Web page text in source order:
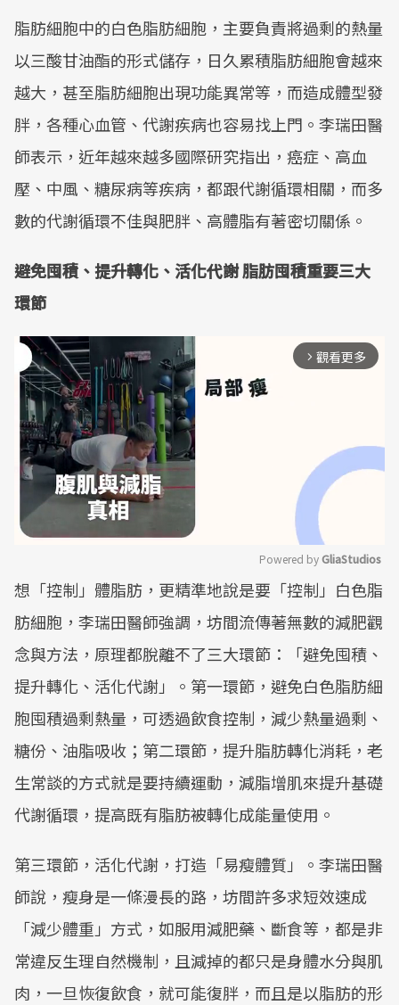
脂肪細胞中的白色脂肪細胞，主要負責將過剩的熱量
以三酸甘油酯的形式儲存，日久累積脂肪細胞會越來
越大，甚至脂肪細胞出現功能異常等，而造成體型發
胖，各種心血管、代謝疾病也容易找上門。李瑞田醫
師表示，近年越來越多國際研究指出，癌症、高血
壓、中風、糖尿病等疾病，都跟代謝循環相關，而多
數的代謝循環不佳與肥胖、高體脂有著密切關係。
避免囤積、提升轉化、活化代謝 脂肪囤積重要三大
環節
arrow_forward_ios 觀看更多
Mute
Powered by GliaStudios
想「控制」體脂肪，更精準地說是要「控制」白色脂
肪細胞，李瑞田醫師強調，坊間流傳著無數的減肥觀
念與方法，原理都脫離不了三大環節：「避免囤積、
提升轉化、活化代謝」。第一環節，避免白色脂肪細
胞囤積過剩熱量，可透過飲食控制，減少熱量過剩、
糖份、油脂吸收；第二環節，提升脂肪轉化消耗，老
生常談的方式就是要持續運動，減脂增肌來提升基礎
代謝循環，提高既有脂肪被轉化成能量使用。
第三環節，活化代謝，打造「易瘦體質」。李瑞田醫
師說，瘦身是一條漫長的路，坊間許多求短效速成
「減少體重」方式，如服用減肥藥、斷食等，都是非
常違反生理自然機制，且減掉的都只是身體水分與肌
肉，一旦恢復飲食，就可能復胖，而且是以脂肪的形